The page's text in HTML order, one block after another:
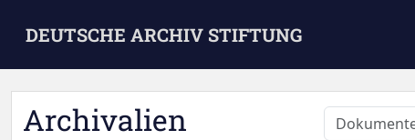
DEUTSCHE ARCHIV STIFTUNG
Archivalien